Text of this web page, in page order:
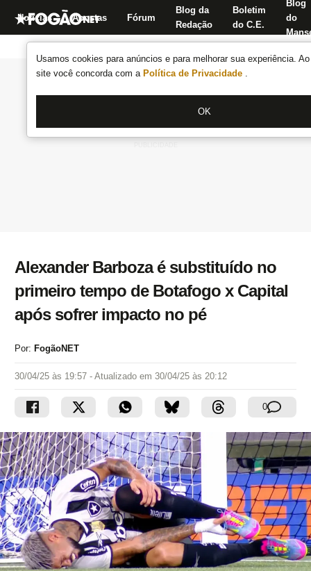
Usamos cookies para anúncios e para melhorar sua experiência.
site você concorda com a Política de Privacidade .
OK
Notícias Apostas Fórum
Blog da
Redação
Boletim
do C.E.
Blog
do
Alexander Barboza é substituído no
primeiro tempo de Botafogo x Capital
após sofrer impacto no pé
Por: FogãoNET
30/04/25 às 19:57 - Atualizado em 30/04/25 às 20:12
0